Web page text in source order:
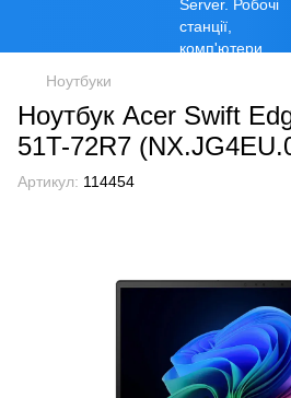
Ноутбуки
Ноутбук Acer Swift
51T-72R7
Артикул: 114454